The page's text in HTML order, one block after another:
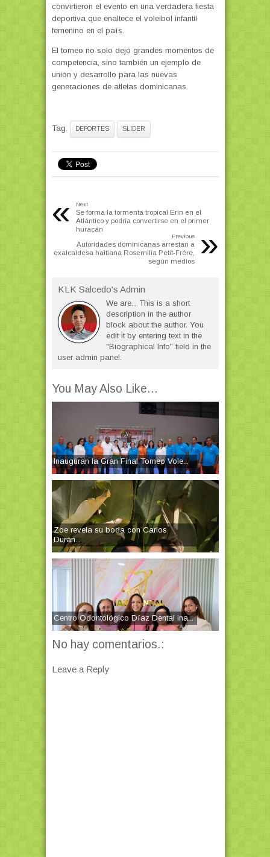
convirtieron el evento en una verdadera fiesta
deportiva que enaltece el voleibol infantil
femenino en el país.
El torneo no solo dejó grandes momentos de
competencia, sino también un ejemplo de
unión y desarrollo para las nuevas
generaciones de atletas dominicanas.
Tag: DEPORTES SLIDER
« Next
Se forma la tormenta tropical Erin en el
Atlántico y podría convertirse en el primer
huracán
»
Previous
Autoridades dominicanas arrestan a
exalcaldesa haitiana Rosemilia Petit-Frére,
según medios
KLK Salcedo's Admin
We are.., This is a short
description in the author
block about the author. You
edit it by entering text in the
"Biographical Info" field in the
user admin panel.
You May Also Like...
Inauguran la Gran Final Torneo Vole...
Zoe revela su boda con Carlos
Durán...
Centro Odontológico Díaz Dental ina...
No hay comentarios.:
Leave a Reply